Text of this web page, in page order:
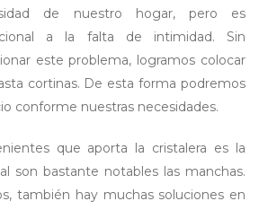
de nuestro hogar, pero es
a la falta de intimidad. Sin
este problema, logramos colocar
cortinas. De esta forma podremos
conforme nuestras necesidades.
que aporta la cristalera es la
son bastante notables las manchas.
también hay muchas soluciones en